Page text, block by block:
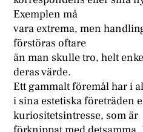
Exemplen må
vara extrema, men
förstöras oftare
än man skulle tro, helt
deras värde.
Ett gammalt föremål har i
i sina estetiska företräden
kuriositetsintresse, som är